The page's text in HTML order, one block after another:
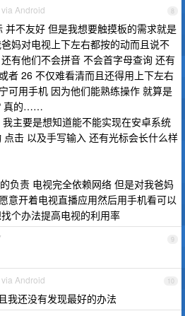
8
Android
并不友好 但是我想要触摸板的需求就是
妈对电视上下左右都按的动而且说不
有他们不会拼音 不会首字母查询 还有
者 26 不仅难看清而且还得用上下左右
可用手机 因为他们能熟练操作 就算是
真的……
主要是想知道能不能实现在安卓系统
击 以及手写输入 还有光标会长什么样
负责 电视完全依赖网络 但是对我爸妈
意开着电视直播应用然后用手机看可以
个办法提高电视的利用率
9
10
Android
我还没有发现最好的办法